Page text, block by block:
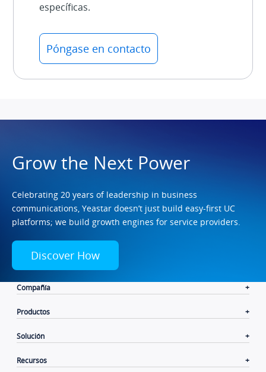
específicas.
Póngase en contacto
Grow the Next Power
Celebrating 20 years of leadership in business
communications, Yeastar doesn’t just build easy-first UC
platforms; we build growth engines for service providers.
Discover How
Compañía
Productos
Solución
Recursos